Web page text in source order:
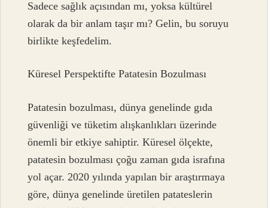
Sadece sağlık açısından mı, yoksa kültürel
olarak da bir anlam taşır mı? Gelin, bu soruyu
birlikte keşfedelim.
Küresel Perspektifte Patatesin Bozulması
Patatesin bozulması, dünya genelinde gıda
güvenliği ve tüketim alışkanlıkları üzerinde
önemli bir etkiye sahiptir. Küresel ölçekte,
patatesin bozulması çoğu zaman gıda israfına
yol açar. 2020 yılında yapılan bir araştırmaya
göre, dünya genelinde üretilen patateslerin